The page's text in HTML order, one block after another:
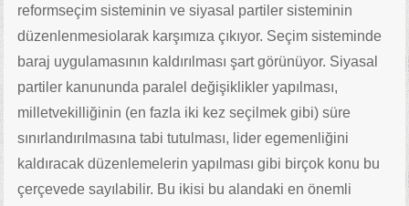
reformseçim sisteminin ve siyasal partiler sisteminin
düzenlenmesiolarak karşımıza çıkıyor. Seçim sisteminde
baraj uygulamasının kaldırılması şart görünüyor. Siyasal
partiler kanununda paralel değişiklikler yapılması,
milletvekilliğinin (en fazla iki kez seçilmek gibi) süre
sınırlandırılmasına tabi tutulması, lider egemenliğini
kaldıracak düzenlemelerin yapılması gibi birçok konu bu
çerçevede sayılabilir. Bu ikisi bu alandaki en önemli